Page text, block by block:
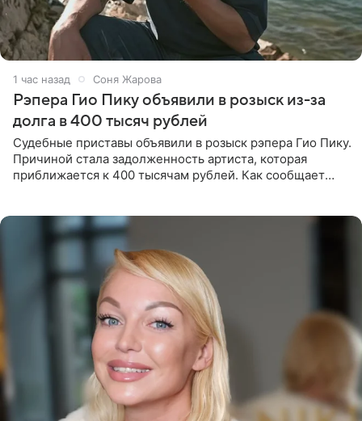
1 час назад Соня Жарова
Рэпера Гио Пику объявили в розыск из-за
долга в 400 тысяч рублей
Судебные приставы объявили в розыск рэпера Гио Пику.
Причиной стала задолженность артиста, которая
приближается к 400 тысячам рублей. Как сообщает